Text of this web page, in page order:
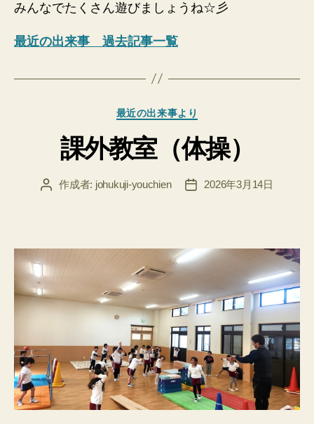
みんなでたくさん遊びましょうね☆彡
最近の出来事 過去記事一覧
カ
ゴ
リ
最近の出来事より
課外教室（体操）
投 作成者: johukuji-youchien
投
2026年3月14日